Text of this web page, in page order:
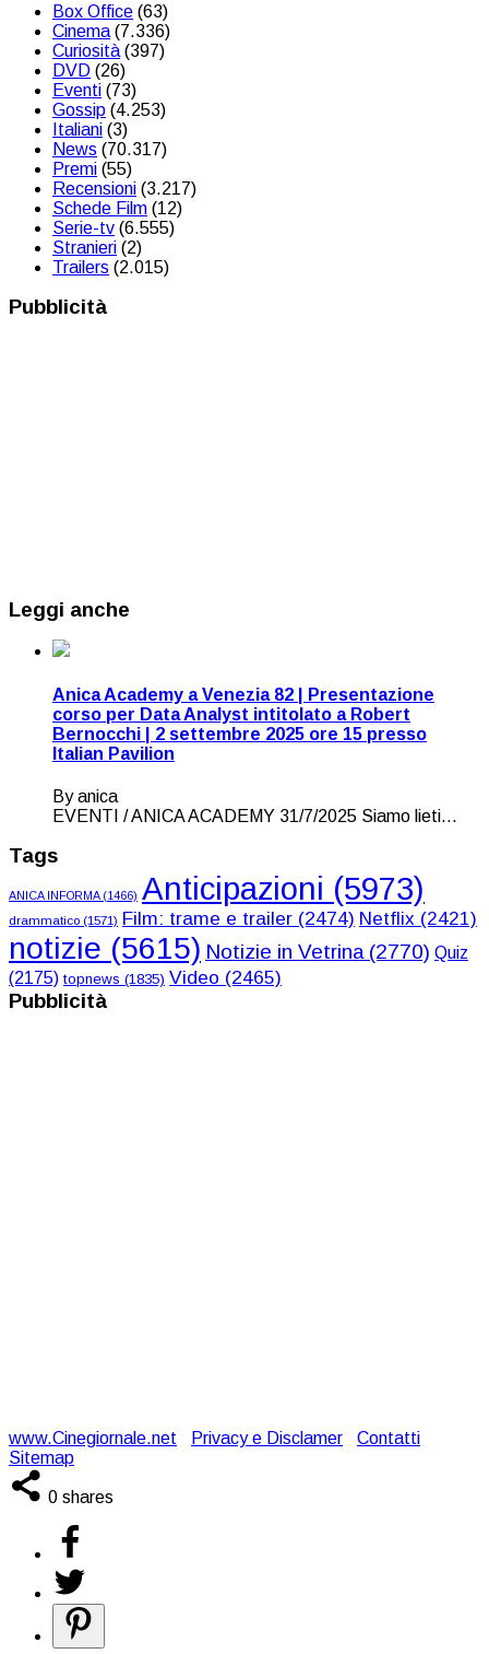
Box Office (63)
Cinema (7.336)
Curiosità (397)
DVD (26)
Eventi (73)
Gossip (4.253)
Italiani (3)
News (70.317)
Premi (55)
Recensioni (3.217)
Schede Film (12)
Serie-tv (6.555)
Stranieri (2)
Trailers (2.015)
Pubblicità
Leggi anche
Anica Academy a Venezia 82 | Presentazione
corso per Data Analyst intitolato a Robert
Bernocchi | 2 settembre 2025 ore 15 presso
Italian Pavilion
By anica
EVENTI / ANICA ACADEMY 31/7/2025 Siamo lieti...
Tags
ANICA INFORMA(1466) Anticipazioni (5973)
drammatico (1571) Film: trame e trailer (2474) Netflix (2421)
notizie (5615) Notizie in Vetrina(2770) Quiz
(2175) topnews (1835) Video (2465)
Pubblicità
www.Cinegiornale.net Privacy e Disclamer Contatti
Sitemap
0 shares